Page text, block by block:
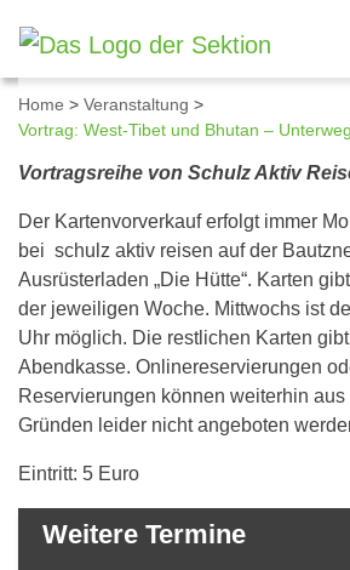
Home > Veranstaltung >
Vortrag: West-Tibet und Bhutan –
Details zum
Vortragsreihe von Schulz Aktiv
Der Kartenvorverkauf erfolgt immer
bei schulz aktiv reisen auf der
Ausrüsterladen „Die Hütte“. Karten
der jeweiligen Woche. Mittwochs ist
Uhr möglich. Die restlichen Karten
Abendkasse. Onlinereservierungen
Reservierungen können weiterhin
Gründen leider nicht angeboten
Eintritt: 5 Euro
Weitere Termine